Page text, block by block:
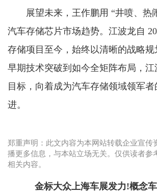
展望未来，王作鹏用 “井喷、热
汽车存储芯片市场趋势。江波龙自
存储项目至今，始终以清晰的战略
早期技术突破到如今全矩阵布局，江
目标，向着成为汽车存储领域领军
进。
郑重声明：此文内容为本网站转载企业宣传
播更多信息，与本站立场无关。仅供读者参
相关内容。
金标大众上海车展发力!概念